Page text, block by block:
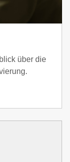
über die